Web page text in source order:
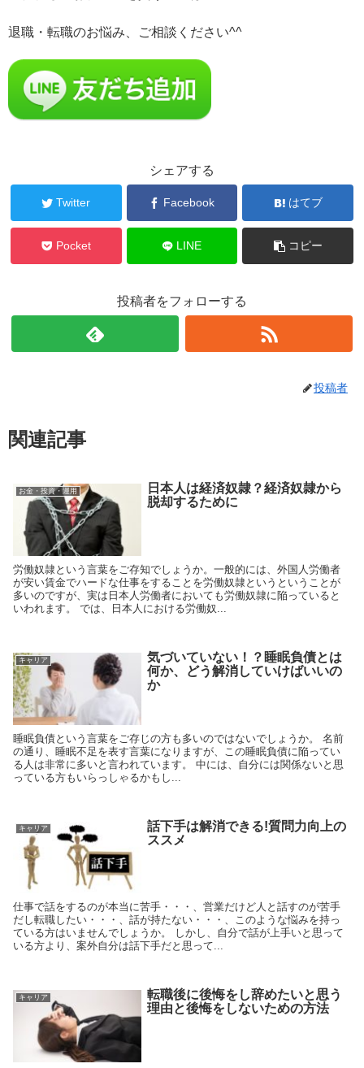
退職・転職のお悩み、ご相談ください^^
シェアする
Twitter Facebook はてブ
Pocket LINE コピー
投稿者をフォローする
投稿者
関連記事
お金・投資・運用
日本人は経済奴隷？経済奴隷から
脱却するために
労働奴隷という言葉をご存知でしょうか。一般的には、外国人労働者
が安い賃金でハードな仕事をすることを労働奴隷というということが
多いのですが、実は日本人労働者においても労働奴隷に陥っていると
いわれます。 では、日本人における労働奴...
キャリア
気づいていない！？睡眠負債とは
何か、どう解消していけばいいの
か
睡眠負債という言葉をご存じの方も多いのではないでしょうか。 名前
の通り、睡眠不足を表す言葉になりますが、この睡眠負債に陥ってい
る人は非常に多いと言われています。 中には、自分には関係ないと思
っている方もいらっしゃるかもし...
キャリア
話下手は解消できる!質問力向上の
ススメ
仕事で話をするのが本当に苦手・・・、営業だけど人と話すのが苦手
だし転職したい・・・、話が持たない・・・、このような悩みを持っ
ている方はいませんでしょうか。 しかし、自分で話が上手いと思って
いる方より、案外自分は話下手だと思って...
キャリア
転職後に後悔をし辞めたいと思う
理由と後悔をしないための方法